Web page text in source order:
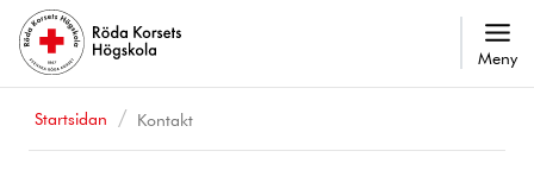
Meny
Startsidan Kontakt